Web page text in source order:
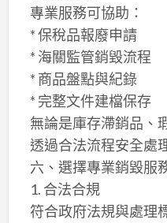
專業服務可協助：
* 保稅品報廢申請
* 海關監管銷毀流程
* 商品盤點與紀錄
* 完整文件建檔保存
無論是庫存滯銷品、
透過合法流程安全處
六、選擇專業銷毀服
1. 合法合規
符合政府法規與處理